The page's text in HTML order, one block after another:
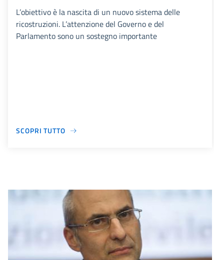
L’obiettivo è la nascita di un nuovo sistema delle
ricostruzioni. L’attenzione del Governo e del
Parlamento sono un sostegno importante
SCOPRI TUTTO